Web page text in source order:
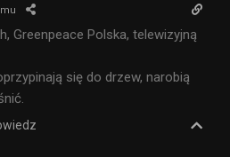
Greenpeace Polska, telewizyjną
się do drzew, narobią